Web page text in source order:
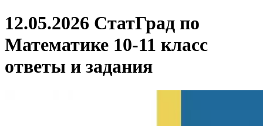
12.05.2026 СтатГрад по
Математике 10-11 класс
ответы и задания